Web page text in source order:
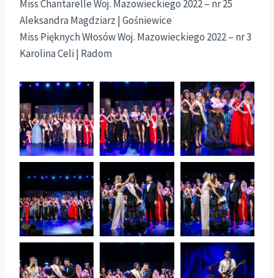
Miss Chantarelle Woj. Mazowieckiego 2022 – nr 25
Aleksandra Magdziarz | Gośniewice
Miss Pięknych Włosów Woj. Mazowieckiego 2022 – nr 3
Karolina Celi | Radom